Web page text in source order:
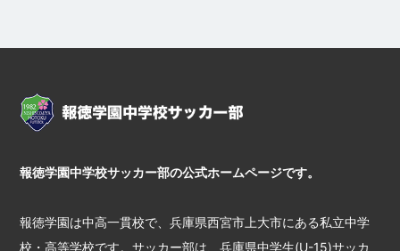
報徳学園中学校サッカー部の公式ホームページです。
報徳学園は中高一貫校で、兵庫県西宮市上大市にある私立中学
校・高等学校です。サッカー部は、兵庫県中学生(U-15)サッカ